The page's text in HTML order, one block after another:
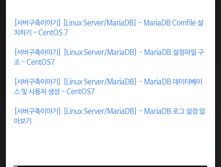
[서버구축이야기] [Linux Server/MariaDB] - MariaDB Comfile 설
치하기 - CentOS 7
[서버구축이야기] [Linux Server/MariaDB] - MariaDB 설정파일 구
조 - CentOS7
[서버구축이야기] [Linux Server/MariaDB] - MariaDB 데이터베이
스 및 사용자 생성 - CentOS7
[서버구축이야기] [Linux Server/MariaDB] - MariaDB 로그 설정 알
아보기